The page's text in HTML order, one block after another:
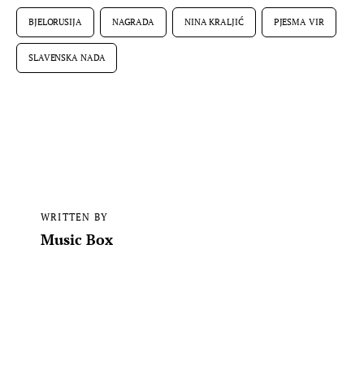
BJELORUSIJA NAGRADA NINA KRALJIĆ PJESMA VIR
SLAVENSKA NADA
WRITTEN BY
Music Box